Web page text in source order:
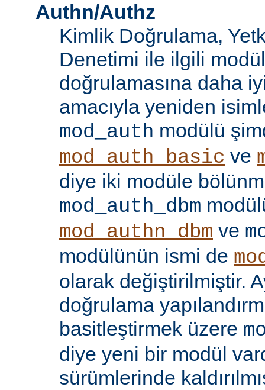
Authn/Authz
Kimlik Doğrulama,
Denetimi ile ilgili
doğrulamasına daha
amacıyla yeniden
mod_auth modülü
mod_auth_basic ve
diye iki modüle
mod_auth_dbm
mod_authn_dbm ve
modülünün ismi de
olarak değiştirilmiştir.
doğrulama
basitleştirmek üzere
diye yeni bir modül
sürümlerinde